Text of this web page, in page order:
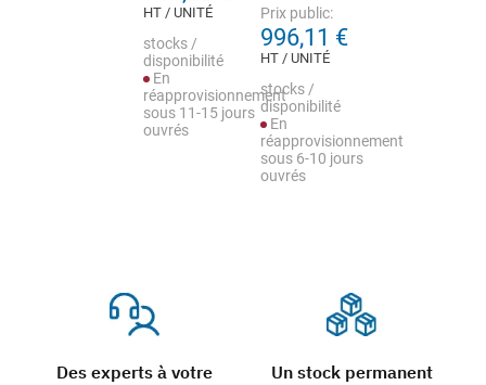
Des experts à votre
Un stock permanent
HT / UNITÉ
stocks /
disponibilité
En
réapprovisionnement
sous 11-15 jours
ouvrés
Prix public:
996,11 €
HT / UNITÉ
stocks /
disponibilité
En
réapprovisionnement
sous 6-10 jours
ouvrés